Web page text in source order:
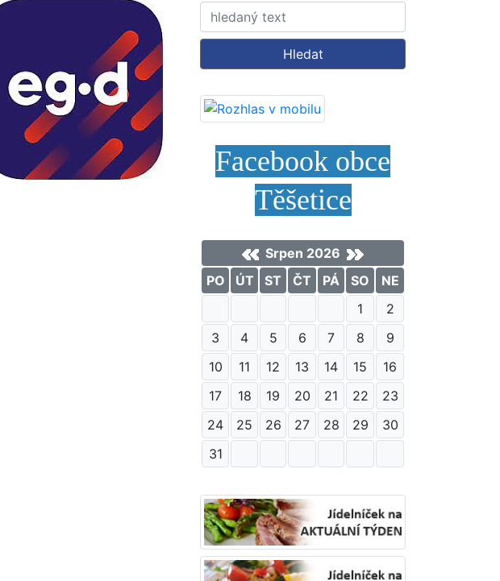
Hledat
Facebook obce
Těšetice
Srpen 2026
PO
ÚT ST ČT PÁ SO
NE
1
2
3
4 5 6 7 8
9
10
11 12 13 14 15
16
17
18 19 20 21 22
23
24
25 26 27 28 29
30
31